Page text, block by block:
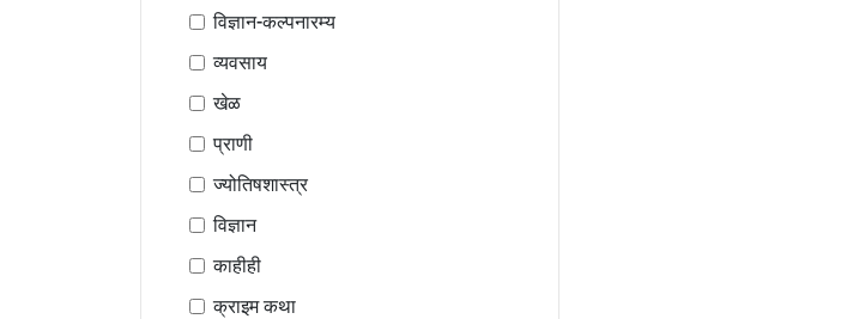
विज्ञान-कल्पनारम्य
व्यवसाय
खेळ
प्राणी
ज्योतिषशास्त्र
विज्ञान
काहीही
क्राइम कथा